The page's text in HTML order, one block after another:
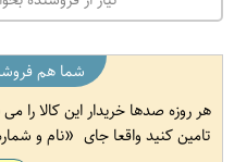
شما هم
هر روزه صدها خریدار این کالا را
تامین کنید واقعا جای
نام و